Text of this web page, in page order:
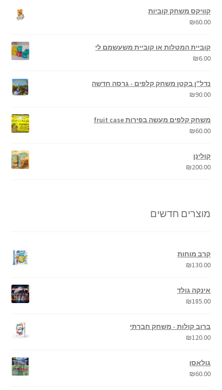
קוויקס משחק קוביות
₪60.00
קוביית המטלות או קוביית משעשמם לי
₪6.00
נדל"ן בקטן משחק קלפים - גרסה חדשה
₪90.00
משחק קלפים מעשה בפירות fruit case
₪60.00
קולינן
₪200.00
מוצרים חדשים
קרב מוחות
₪130.00
אינקה גולד
₪185.00
ברוב קולות - משחק חברתי
₪120.00
גולאסו
₪60.00